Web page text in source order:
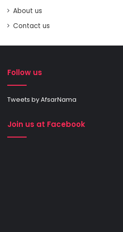
About us
Contact us
Follow us
Tweets by AfsarNama
Join us at Facebook